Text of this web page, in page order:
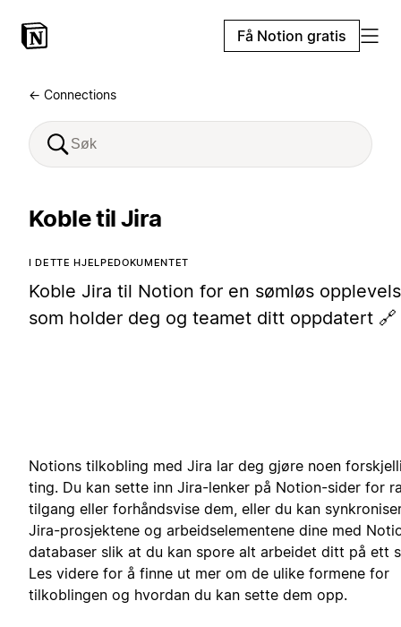
Få Notion gratis
← Connections
Koble til Jira
I DETTE HJELPEDOKUMENTET
Koble Jira til Notion for en sømløs
som holder deg og teamet ditt oppdatert 🔗
Notions tilkobling med Jira lar deg gjøre noen
ting. Du kan sette inn Jira-lenker på Notion-sider for
tilgang eller forhåndsvise dem, eller du kan
Jira-prosjektene og arbeidselementene dine med
databaser slik at du kan spore alt arbeidet ditt på ett
Les videre for å finne ut mer om de ulike formene for
tilkoblingen og hvordan du kan sette dem opp.